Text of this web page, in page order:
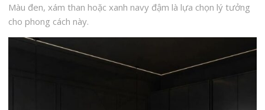
Màu đen, xám than hoặc xanh navy đậm là lựa chọn lý tưởng
cho phong cách này.